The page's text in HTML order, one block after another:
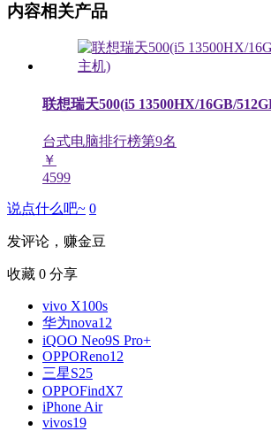
内容相关产品
联想瑞天500(i5 13500HX/16GB/
台式电脑排行榜第9名
￥
4599
说点什么吧~ 0
发评论，赚金豆
收藏 0 分享
vivo X100s
华为nova12
iQOO Neo9S Pro+
OPPOReno12
三星S25
OPPOFindX7
iPhone Air
vivos19